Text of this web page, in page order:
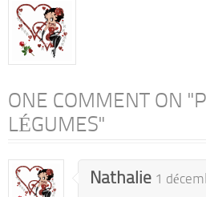
ONE COMMENT ON
LÉGUMES"
Nathalie 1